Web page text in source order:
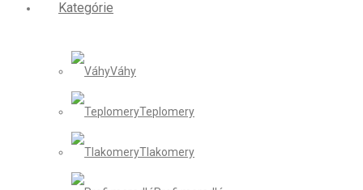
Kategórie
Váhy
Teplomery
Tlakomery